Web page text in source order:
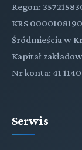
Regon:
KRS
Śródmieścia w
Kapitał
Nr konta: 41
Serwis